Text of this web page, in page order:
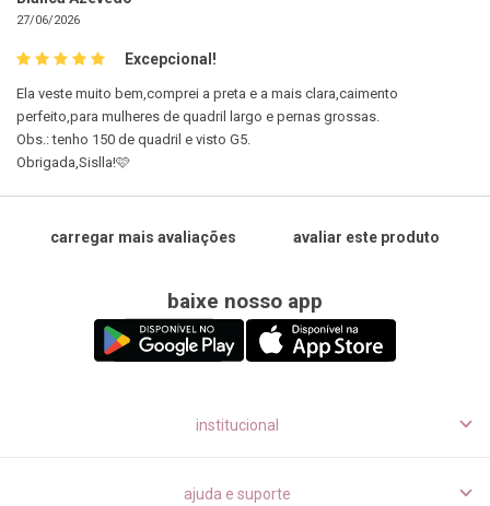
27/06/2026
Excepcional!
Ela veste muito bem,comprei a preta e a mais clara,caimento
perfeito,para mulheres de quadril largo e pernas grossas.
Obs.: tenho 150 de quadril e visto G5.
Obrigada,Sislla!🩷
carregar mais avaliações avaliar este produto
baixe nosso app
institucional
ajuda e suporte